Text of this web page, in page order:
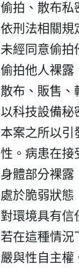
偷拍、散布私
依刑法相關規
未經同意偷拍
偷拍他人裸露
散布、販售、
以科技設備秘
本案之所以引
性。病患在接
身體部分裸露
處於脆弱狀態
對環境具有信
若在這種情況
嚴與性自主權